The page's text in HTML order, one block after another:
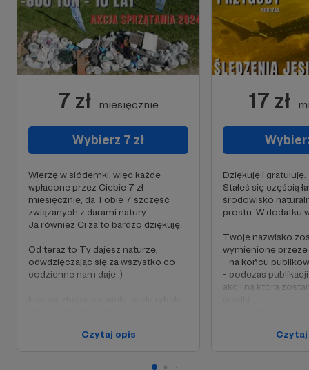
7 zł miesięcznie
Wybierz 7 zł
Wierzę w siódemki, więc każde
wpłacone przez Ciebie 7 zł
miesięcznie, da Tobie 7 szczęść
związanych z darami natury.
Ja również Ci za to bardzo dziękuję.
Od teraz to Ty dajesz naturze,
odwdzięczając się za wszystko co
codzienne nam daje :)
Czytaj opis
17 zł
Dziękuję i gratuluję.
Stałeś się częścią
środowisko
prostu. W dodatku
Twoje nazwisko
wymienione
- na końcu
- podczas
akcji na którą